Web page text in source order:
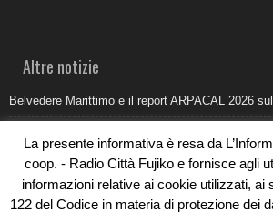
Altre notizie
Belvedere Marittimo e il report ARPACAL 2026
Umidità di risalita in casa, come riconoscere i
Torna il Sun Donato Festival 2026
La presente informativa è resa da
coop. - Radio Città Fujiko e fornisce agli
informazioni relative ai cookie utilizzati, ai
122 del Codice in materia di protezione dei